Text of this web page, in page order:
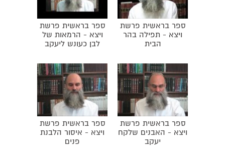
רבי עקיבא. כוזרי.
'לא יסור שבט מיהודה'. דיני המלך. האם יתכן שיהיה מלך שלא
משבט יהודה. מדוע כעסו ה' ושמואל על בקשת המלוכה. נבואת
אחיה השילוני. מלכות ירבעם. העונש של בית חשמונאי בגלל
ספר בראשית פרשת
ויצא - תפילה בהר
הבית
ספר בראשית פרשת
ויצא - הרמאות של
לבן כעונש ליעקב
ספר בראשית פרשת
ויצא - האבנים שלקח
יעקב
ספר בראשית פרשת
ויצא - איסור הלבנת
פנים